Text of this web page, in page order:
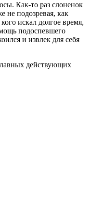
Как-то раз слоненок
не подозревая, как
искал долгое время,
подоспевшего
и извлек для себя
действующих